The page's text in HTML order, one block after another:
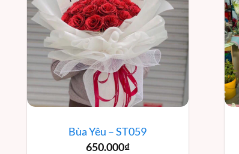
Bùa Yêu – ST059
650.000₫